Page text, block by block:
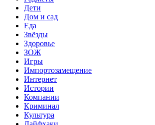
Дети
Дом и сад
Еда
Звёзды
Здоровье
ЗОЖ
Игры
Импортозамещение
Интернет
Истории
Компании
Криминал
Культура